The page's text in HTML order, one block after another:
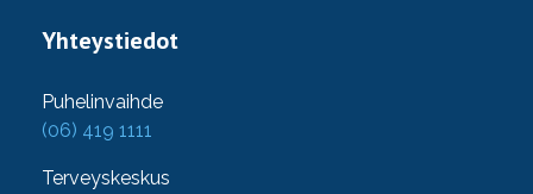
Yhteystiedot
Puhelinvaihde
(06) 419 1111
Terveyskeskus